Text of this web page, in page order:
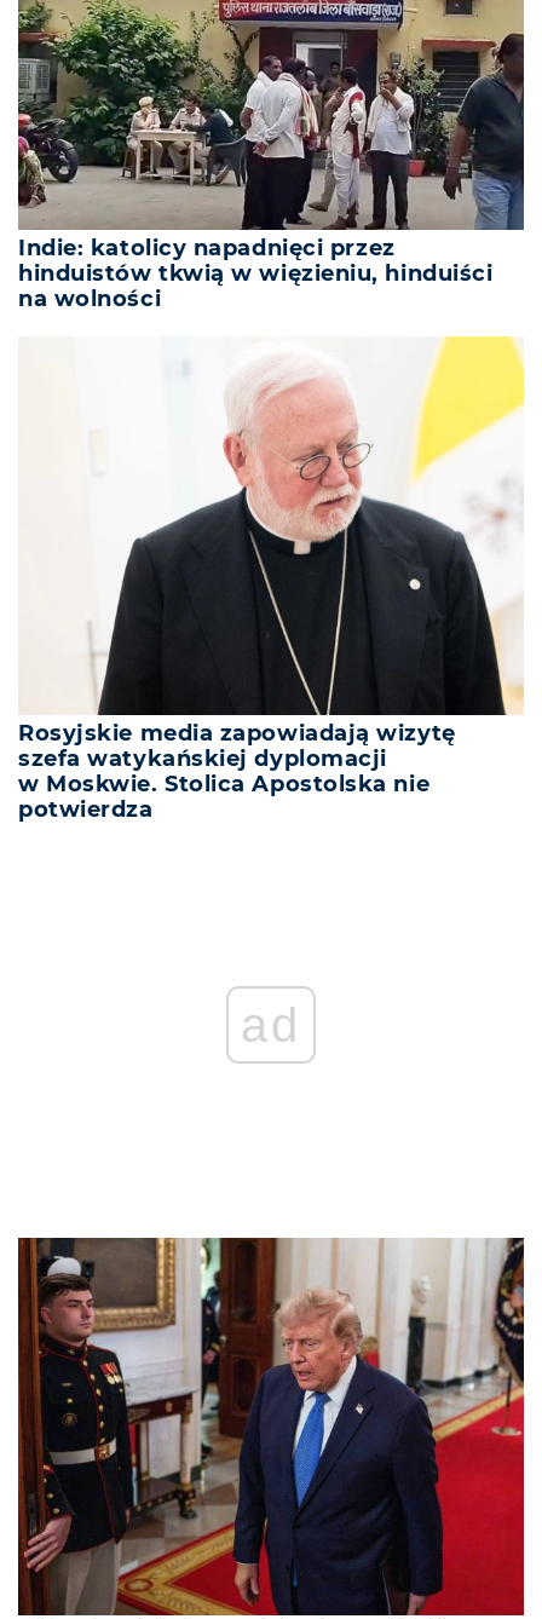
Indie: katolicy napadnięci przez
hinduistów tkwią w więzieniu, hinduiści
na wolności
Rosyjskie media zapowiadają wizytę
szefa watykańskiej dyplomacji
w Moskwie. Stolica Apostolska nie
potwierdza
ad